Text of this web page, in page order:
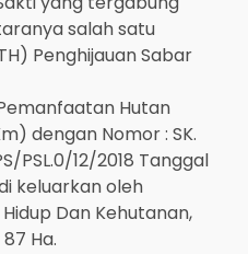
salah satu
Penghijauan Sabar
Hutan
dengan Nomor : SK.
PSL.0/12/2018 Tanggal
keluarkan oleh
Dan Kehutanan,
Ha.